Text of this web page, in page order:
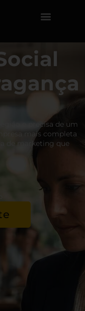
e precisa de um
mais completa
de marketing que